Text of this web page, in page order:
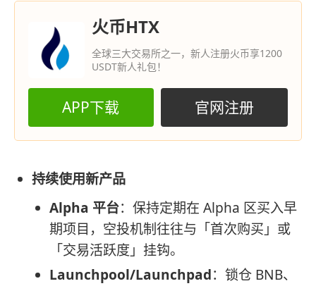
火币HTX
全球三大交易所之一，新人注册火币享1200
USDT新人礼包！
APP下载 官网注册
持续使用新产品
Alpha 平台：保持定期在 Alpha 区买入早
期项目，空投机制往往与「首次购买」或
「交易活跃度」挂钩。
Launchpool/Launchpad：锁仓 BNB、